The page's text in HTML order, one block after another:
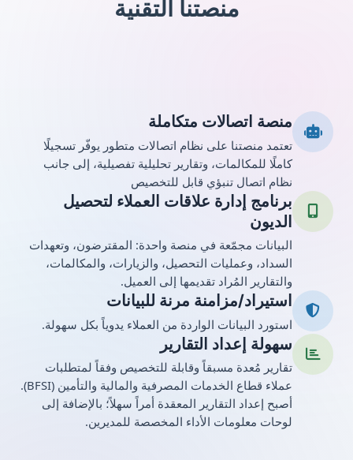
منصتنا التقنية
منصة اتصالات متكاملة
تعتمد منصتنا على نظام اتصالات متطور يوفّر تسجيلًا
كاملًا للمكالمات، وتقارير تحليلية تفصيلية، إلى جانب
نظام اتصال تنبؤي قابل للتخصيص
برنامج إدارة علاقات العملاء لتحصيل
الديون
البيانات مجمّعة في منصة واحدة: المقترضون، وتعهدات
السداد، وعمليات التحصيل، والزيارات، والمكالمات،
والتقارير المُراد تقديمها إلى العميل.
استيراد/مزامنة مرنة للبيانات
استورد البيانات الواردة من العملاء يدوياً بكل سهولة.
سهولة إعداد التقارير
تقارير مُعدة مسبقاً وقابلة للتخصيص وفقاً لمتطلبات
عملاء قطاع الخدمات المصرفية والمالية والتأمين (BFSI).
أصبح إعداد التقارير المعقدة أمراً سهلاً؛ بالإضافة إلى
لوحات معلومات الأداء المخصصة للمديرين.